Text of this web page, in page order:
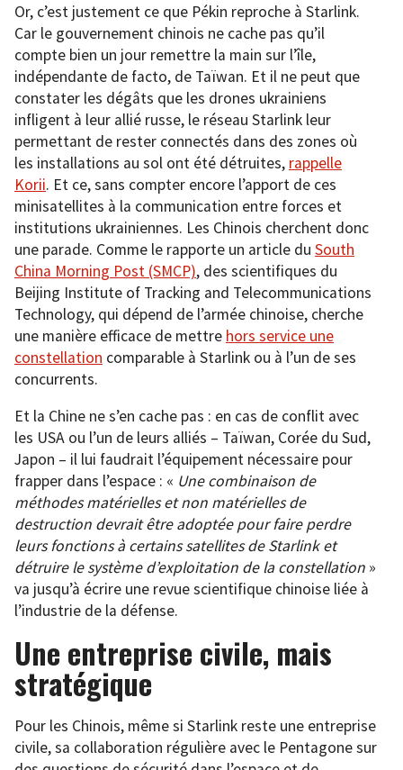
Or, c’est justement ce que Pékin reproche à Starlink.
Car le gouvernement chinois ne cache pas qu’il
compte bien un jour remettre la main sur l’île,
indépendante de facto, de Taïwan. Et il ne peut que
constater les dégâts que les drones ukrainiens
infligent à leur allié russe, le réseau Starlink leur
permettant de rester connectés dans des zones où
les installations au sol ont été détruites, rappelle
Korii. Et ce, sans compter encore l’apport de ces
minisatellites à la communication entre forces et
institutions ukrainiennes. Les Chinois cherchent donc
une parade. Comme le rapporte un article du South
China Morning Post (SMCP), des scientifiques du
Beijing Institute of Tracking and Telecommunications
Technology, qui dépend de l’armée chinoise, cherche
une manière efficace de mettre hors service une
constellation comparable à Starlink ou à l’un de ses
concurrents.
Et la Chine ne s’en cache pas : en cas de conflit avec
les USA ou l’un de leurs alliés – Taïwan, Corée du Sud,
Japon – il lui faudrait l’équipement nécessaire pour
frapper dans l’espace : « Une combinaison de
méthodes matérielles et non matérielles de
destruction devrait être adoptée pour faire perdre
leurs fonctions à certains satellites de Starlink et
détruire le système d’exploitation de la constellation »
va jusqu’à écrire une revue scientifique chinoise liée à
l’industrie de la défense.
Une entreprise civile, mais
stratégique
Pour les Chinois, même si Starlink reste une entreprise
civile, sa collaboration régulière avec le Pentagone sur